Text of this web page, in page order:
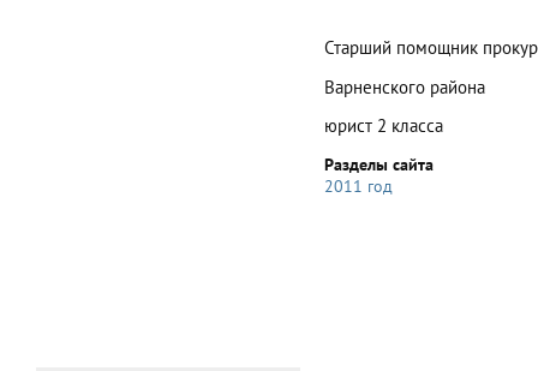
Старший помощник
Варненского района
юрист 2
Разделы сайта
2011 год